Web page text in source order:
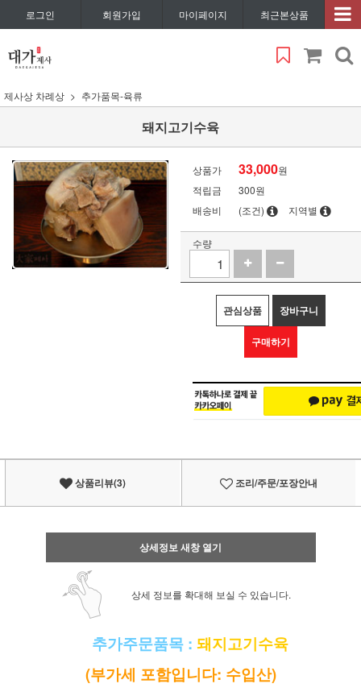
로그인 회원가입 마이페이지 최근본상품
제사상 차례상 추가품목-육류
돼지고기수육
상품가 33,000원
적립금
300원
배송비
(조건) 지역별
수량
관심상품 장바구니
구매하기
상품리뷰(3) 조리/주문/포장안내
상세정보 새창 열기
상세 정보를 확대해 보실 수 있습니다.
추가주문품목 : 돼지고기수육
(부가세 포함입니다: 수입산)